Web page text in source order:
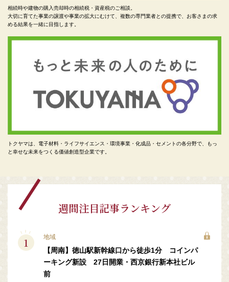
相続時や建物の購入売却時の相続税・資産税のご相談。
大切に育てた事業の譲渡や事業の拡大にむけて、複数の専門業者との提携で、お客さまの求
める結果を一緒に目指します。
トクヤマは、電子材料・ライフサイエンス・環境事業・化成品・セメントの各分野で、もっ
と幸せな未来をつくる価値創造型企業です。
週間注目記事ランキング
地域
【周南】徳山駅新幹線口から徒歩1分 コインパ
ーキング新設 27日開業・西京銀行新本社ビル
前